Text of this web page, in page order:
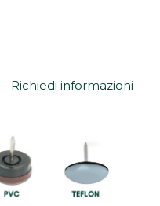
Richiedi informazioni